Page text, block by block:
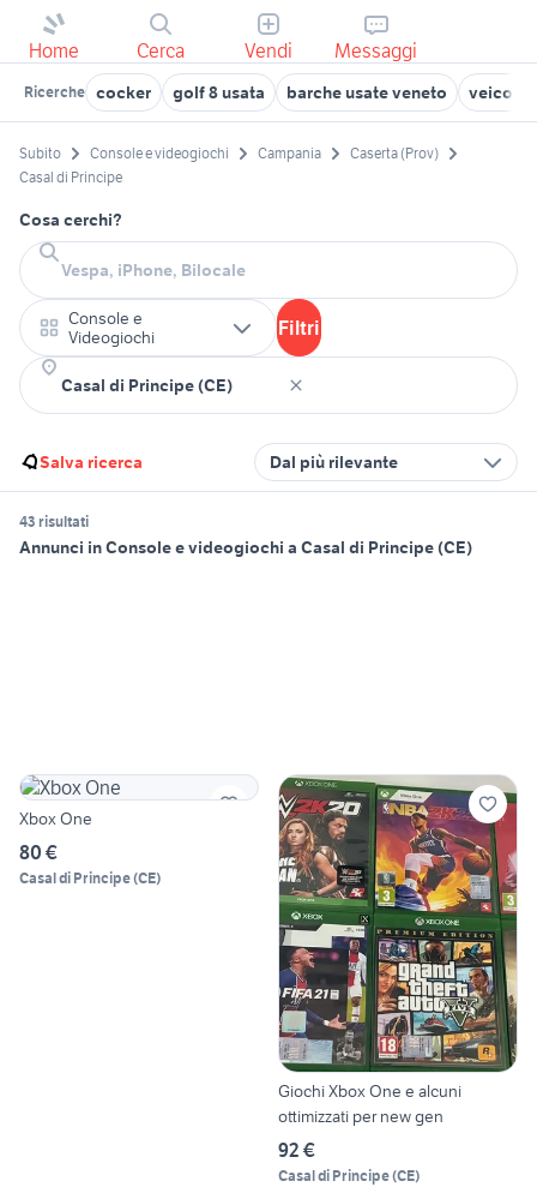
Home Cerca Vendi Messaggi
Ricerche cocker golf 8 usata barche usate veneto veicoli
Subito Console e videogiochi Campania
Caserta (Prov)
Casal di Principe
Cosa cerchi?
Console e
Videogiochi
Filtri
Salva ricerca Dal più rilevante
43 risultati
Annunci in Console e videogiochi a Casal di Principe (CE)
Xbox One
80 €
Casal di Principe(CE)
Giochi Xbox One e alcuni
ottimizzati per new gen
92 €
Casal di Principe(CE)